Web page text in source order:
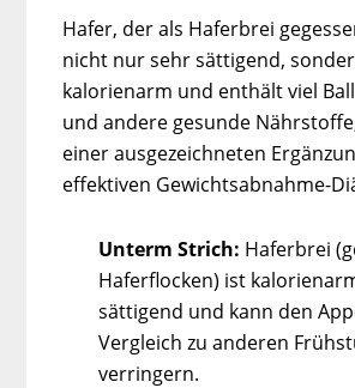
Hafer, der als Haferbrei
nicht nur sehr sättigend,
kalorienarm und enthält viel
und andere gesunde
einer ausgezeichneten
effektiven Gewichtsabnahme-
Unterm Strich: Haferbrei
Haferflocken) ist
sättigend und kann den
Vergleich zu anderen
verringern.